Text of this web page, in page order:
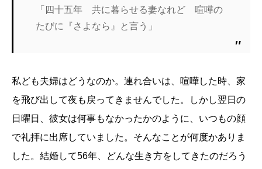
「四十五年 共に暮らせる妻なれど 喧嘩の
たびに『さよなら』と言う」
私ども夫婦はどうなのか。連れ合いは、喧嘩した時、家
を飛び出して夜も戻ってきませんでした。しかし翌日の
日曜日、彼女は何事もなかったかのように、いつもの顔
で礼拝に出席していました。そんなことが何度かありま
した。結婚して56年、どんな生き方をしてきたのだろう